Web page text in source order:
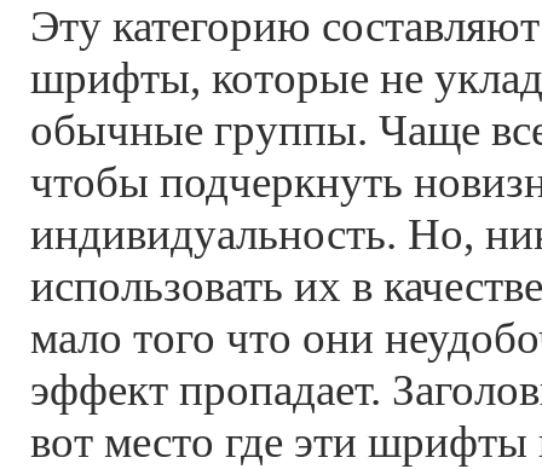
Эту категорию
шрифты, которые не
обычные группы. Чаще
чтобы подчеркнуть
индивидуальность. Но,
использовать их в
мало того что они
эффект пропадает.
вот место где эти шрифты